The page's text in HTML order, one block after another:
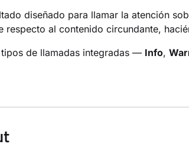
diseñado para llamar la atención
respecto al contenido circundante,
de llamadas integradas — Info,